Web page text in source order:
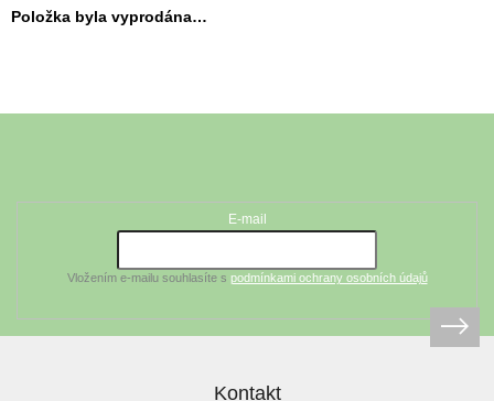
Položka byla vyprodána…
E-mail
Vložením e-mailu souhlasíte s podmínkami ochrany osobních údajů
Kontakt